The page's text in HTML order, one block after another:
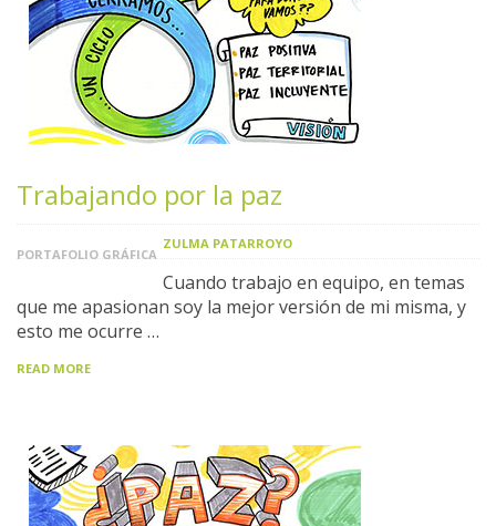
Trabajando por la paz
PORTAFOLIO GRÁFICA
ZULMA PATARROYO
Cuando trabajo en equipo, en temas
que me apasionan soy la mejor versión de mi misma, y
esto me ocurre …
READ MORE